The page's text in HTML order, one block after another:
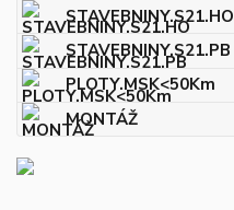
STAVEBNINY.S21.HO
STAVEBNINY.S21.PB
PLOTY.MSK<50Km
MONTÁŽ